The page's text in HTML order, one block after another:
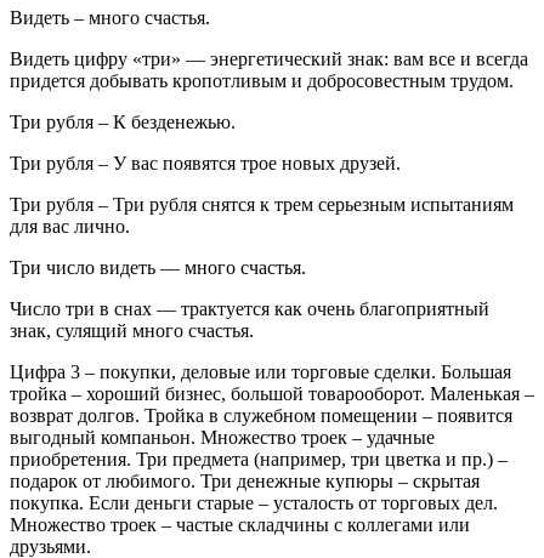
Видеть – много счастья.
Видеть цифру «три» — энергетический знак: вам все и всегда
придется добывать кропотливым и добросовестным трудом.
Три рубля – К безденежью.
Три рубля – У вас появятся трое новых друзей.
Три рубля – Три рубля снятся к трем серьезным испытаниям
для вас лично.
Три число видеть — много счастья.
Число три в снах — трактуется как очень благоприятный
знак, сулящий много счастья.
Цифра 3 – покупки, деловые или торговые сделки. Большая
тройка – хороший бизнес, большой товарооборот. Маленькая –
возврат долгов. Тройка в служебном помещении – появится
выгодный компаньон. Множество троек – удачные
приобретения. Три предмета (например, три цветка и пр.) –
подарок от любимого. Три денежные купюры – скрытая
покупка. Если деньги старые – усталость от торговых дел.
Множество троек – частые складчины с коллегами или
друзьями.